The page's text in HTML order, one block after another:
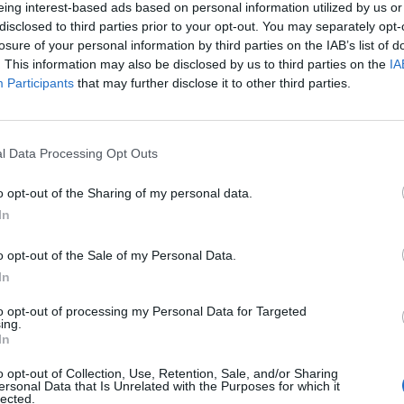
interest-based ads based on personal information utilized by us
to third parties prior to your opt-out. You may separately
of your personal information by third parties on the IAB’s list of
This information may also be disclosed by us to third parties on the
Participants that may further disclose it to other third parties.
Data Processing Opt Outs
opt-out of the Sharing of my personal data.
opt-out of the Sale of my Personal Data.
opt-out of processing my Personal Data for Targeted
opt-out of Collection, Use, Retention, Sale, and/or Sharing
Data that Is Unrelated with the Purposes for which it
összeállított, a válság hatásainak
hírül az MTI. A cégek egy 1400 milliárdos és egy
várhatják a túlélést.
válság kezelésére a kormány mintegy kétéves
össze, amelyből már 560 milliárd forint elérhető a hazai
kétezer milliárd forintos csomagot is összeállított...
portfolio.hu hírarchívumához tartozik, melynek olvasása
tartalmazza:
elmúlt 2 év napon belüli